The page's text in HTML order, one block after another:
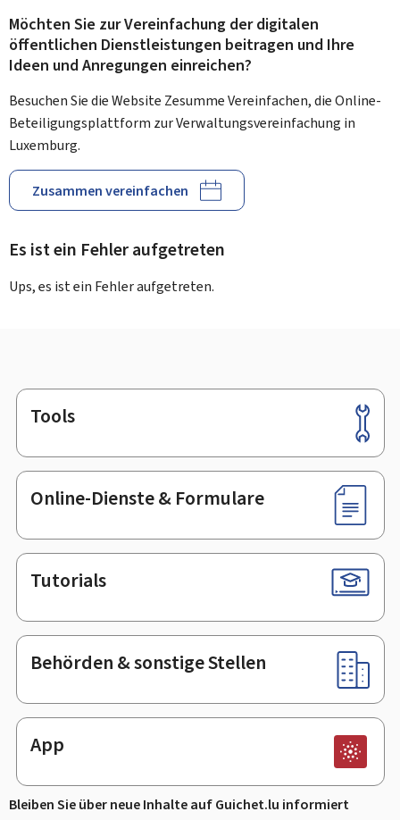
Möchten Sie zur Vereinfachung der digitalen
öffentlichen Dienstleistungen beitragen und Ihre
Ideen und Anregungen einreichen?
Besuchen Sie die Website Zesumme Vereinfachen, die Online-
Beteiligungsplattform zur Verwaltungsvereinfachung in
Luxemburg.
Zusammen vereinfachen
Es ist ein Fehler aufgetreten
Ups, es ist ein Fehler aufgetreten.
Footer
Tools
Online-Dienste & Formulare
Tutorials
Behörden & sonstige Stellen
App
Bleiben Sie über neue Inhalte auf Guichet.lu informiert